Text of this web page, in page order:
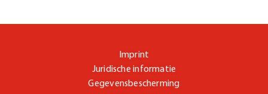
Imprint
Juridische informatie
Gegevensbescherming